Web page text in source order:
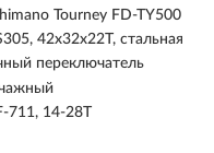
Tourney FD-TY500
42x32x22T, стальная
переключатель
711, 14-28T